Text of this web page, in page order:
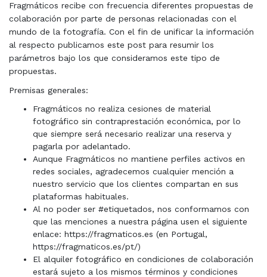
Fragmáticos recibe con frecuencia diferentes propuestas de
colaboración por parte de personas relacionadas con el
mundo de la fotografía. Con el fin de unificar la información
al respecto publicamos este post para resumir los
parámetros bajo los que consideramos este tipo de
propuestas.
Premisas generales:
Fragmáticos no realiza cesiones de material
fotográfico sin contraprestación económica, por lo
que siempre será necesario realizar una reserva y
pagarla por adelantado.
Aunque Fragmáticos no mantiene perfiles activos en
redes sociales, agradecemos cualquier mención a
nuestro servicio que los clientes compartan en sus
plataformas habituales.
Al no poder ser #etiquetados, nos conformamos con
que las menciones a nuestra página usen el siguiente
enlace: https://fragmaticos.es (en Portugal,
https://fragmaticos.es/pt/)
El alquiler fotográfico en condiciones de colaboración
estará sujeto a los mismos términos y condiciones